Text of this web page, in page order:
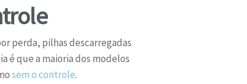
perda, pilhas descarregadas
é que a maioria dos modelos
sem o controle.